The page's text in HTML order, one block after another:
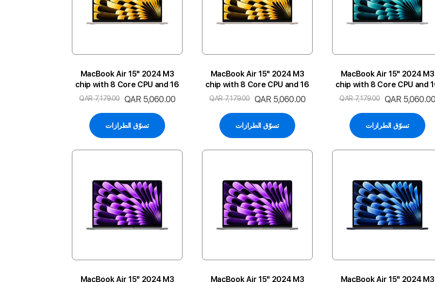
MacBook Air 15" 2024 M3
chip with 8 Core CPU and
Core GPU 24GB 512SSD 2P-
SL ENG
السعر
QAR 5,060.00
QAR 7,179.00
تسوّق الطرازات
MacBook Air 15" 2024 M3
chip with 8 Core CPU and 16
Core GPU 24GB 512SSD 2P-
ST ARA
السعر
QAR 5,060.00
QAR 7,179.00
تسوّق الطرازات
MacBook Air 15" 2024 M3
chip with 8 Core CPU and 16
Core GPU 24GB 512SSD 2P-
ST ENG
السعر
QAR 5,060.00
QAR 7,179.00
تسوّق الطرازات
MacBook Air 15" 2024 M3
MacBook Air 15" 2024 M3
MacBook Air 15" 2024 M3